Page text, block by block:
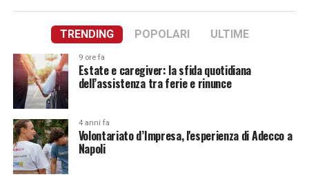
TRENDING POPOLARI ULTIME
9 ore fa
Estate e caregiver: la sfida quotidiana
dell’assistenza tra ferie e rinunce
4 anni fa
Volontariato d’Impresa, l'esperienza di Adecco a
Napoli